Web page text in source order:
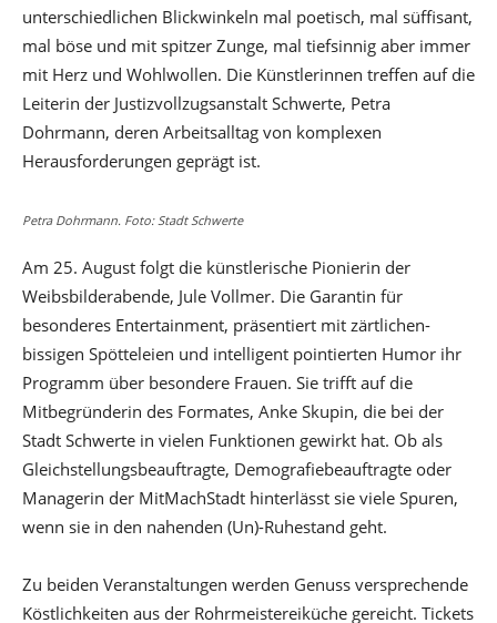
unterschiedlichen Blickwinkeln mal poetisch, mal süffisant,
mal böse und mit spitzer Zunge, mal tiefsinnig aber immer
mit Herz und Wohlwollen. Die Künstlerinnen treffen auf die
Leiterin der Justizvollzugsanstalt Schwerte, Petra
Dohrmann, deren Arbeitsalltag von komplexen
Herausforderungen geprägt ist.
Petra Dohrmann. Foto: Stadt Schwerte
Am 25. August folgt die künstlerische Pionierin der
Weibsbilderabende, Jule Vollmer. Die Garantin für
besonderes Entertainment, präsentiert mit zärtlichen-
bissigen Spötteleien und intelligent pointierten Humor ihr
Programm über besondere Frauen. Sie trifft auf die
Mitbegründerin des Formates, Anke Skupin, die bei der
Stadt Schwerte in vielen Funktionen gewirkt hat. Ob als
Gleichstellungsbeauftragte, Demografiebeauftragte oder
Managerin der MitMachStadt hinterlässt sie viele Spuren,
wenn sie in den nahenden (Un)-Ruhestand geht.
Zu beiden Veranstaltungen werden Genuss versprechende
Köstlichkeiten aus der Rohrmeistereiküche gereicht. Tickets